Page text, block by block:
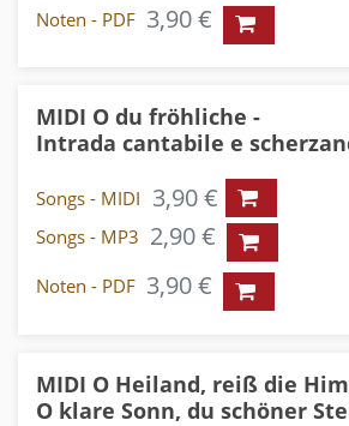
Noten - PDF 3,90 €
MIDI O du fröhliche -
Intrada cantabile e
Songs - MIDI 3,90 €
Songs - MP3 2,90 €
Noten - PDF 3,90 €
MIDI O Heiland, reiß die
O klare Sonn, du schöner